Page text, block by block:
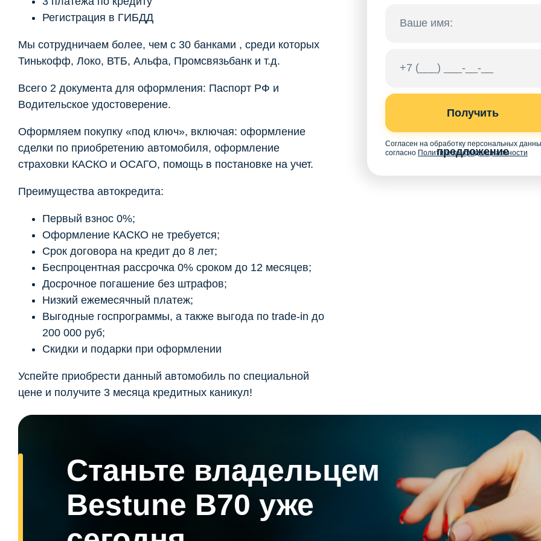
Регистрация в ГИБДД
Мы сотрудничаем более, чем с 30 банками , среди которых
Тинькофф, Локо, ВТБ, Альфа, Промсвязьбанк и т.д.
Всего 2 документа для оформления: Паспорт РФ и
Водительское удостоверение.
Оформляем покупку «под ключ», включая: оформление
сделки по приобретению автомобиля, оформление
страховки КАСКО и ОСАГО, помощь в постановке на учет.
Преимущества автокредита:
Первый взнос 0%;
Оформление КАСКО не требуется;
Срок договора на кредит до 8 лет;
Беспроцентная рассрочка 0% сроком до 12 месяцев;
Досрочное погашение без штрафов;
Низкий ежемесячный платеж;
Выгодные госпрограммы, а также выгода по trade-in до
200 000 руб;
Скидки и подарки при оформлении
Успейте приобрести данный автомобиль по специальной
цене и получите 3 месяца кредитных каникул!
Получить
предложение
Согласен на обработку персональных
согласно Политике конфиденциальности
Станьте владельцем
Bestune B70 уже